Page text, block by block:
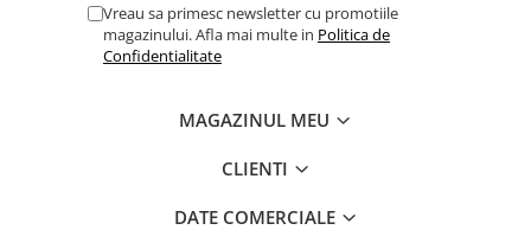
Vreau sa primesc newsletter cu promotiile
magazinului. Afla mai multe in Politica de
Confidentialitate
MAGAZINUL MEU
CLIENTI
DATE COMERCIALE